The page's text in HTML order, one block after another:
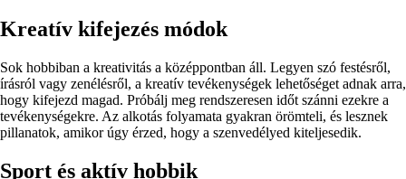
Kreatív kifejezés módok
Sok hobbiban a kreativitás a középpontban áll. Legyen szó festésről,
írásról vagy zenélésről, a kreatív tevékenységek lehetőséget adnak arra,
hogy kifejezd magad. Próbálj meg rendszeresen időt szánni ezekre a
tevékenységekre. Az alkotás folyamata gyakran örömteli, és lesznek
pillanatok, amikor úgy érzed, hogy a szenvedélyed kiteljesedik.
Sport és aktív hobbik